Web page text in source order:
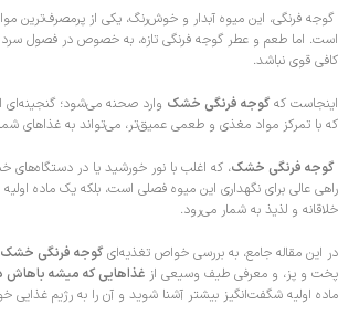
گوجه فرنگی، این میوه آبدار و خوش‌رنگ، یکی از پرمصرف‌ترین
است. اما طعم و عطر گوجه فرنگی تازه، به خصوص در فصول سرد
کافی قوی نباشد.
اینجاست کهگوجه فرنگی خشک وارد صحنه می‌شود؛
که با تمرکز مواد مغذی و طعمی عمیق‌تر، می‌تواند به غذاهای
گوجه فرنگی خشک، که اغلب با نور خورشید یا در
راهی عالی برای نگهداری این میوه فصلی است، بلکه یک ماده
خلاقانه و لذیذ به شمار می‌رود.
در این مقاله جامع، به بررسی خواص تغذیه‌ایگوجه فرنگی خشک
پخت و پز، و معرفی طیف وسیعی از غذاهایی که میشه
ماده اولیه شگفت‌انگیز بیشتر آشنا شوید و آن را به رژیم غذایی